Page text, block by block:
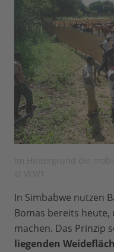
In Simbabwe nutzen
Bomas bereits
machen. Das Prinzip
liegenden